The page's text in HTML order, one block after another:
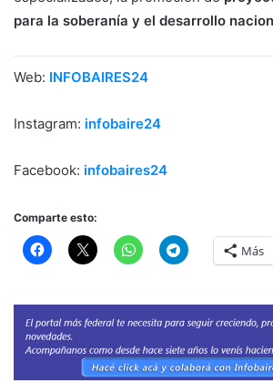
para la soberanía y el desarrollo
Web: INFOBAIRES24
Instagram: infobaire24
Facebook: infobaires24
Comparte esto:
Más